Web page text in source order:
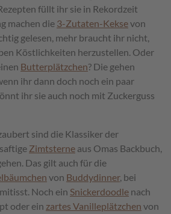
füllt ihr sie in Rekordzeit
machen die 3-Zutaten-Keksevon
gelesen, mehr braucht ihr nicht,
Köstlichkeiten herzustellen. Oder
Butterplätzchen? Die gehen
ihr dann doch noch ein paar
ihr sie auch noch mit Zuckerguss
sind die Klassiker der
Zimtsterne aus Omas Backbuch,
Das gilt auch für die
von Buddydinner, bei
Noch ein Snickerdoodle nach
oder ein zartes Vanilleplätzchen von